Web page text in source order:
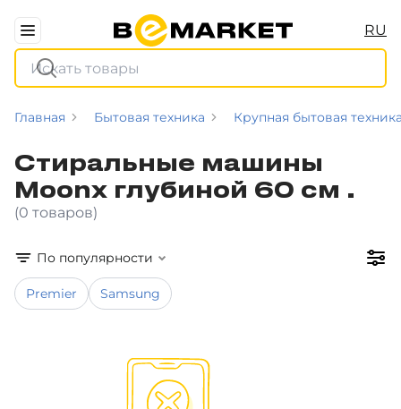
RU
Главная Бытовая техника Крупная бытовая
Стиральные машины
Moonx глубиной 60 см .
(0 товаров)
По популярности
Premier Samsung